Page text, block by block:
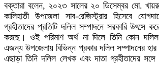
বক্তারা বলেন, ২০২৩ সালের ২০ ডিসেম্বর মো.
কালিহাতী উপজেলা সাব-রেজিস্ট্রার হিসেবে
গ্রহীতাদের প্রতিটি দলিল সম্পাদনে সরকারি উৎসে
করছে। ওই পরিমাণ অর্থ না দিলে তিনি কোন দলিল
এজন্য উপজেলায় বিভিন্ন প্রকার দলিল সম্পাদনের হার
এছাড়া তিনি দলিল লেখক এবং দাতা গ্রহীতাদের